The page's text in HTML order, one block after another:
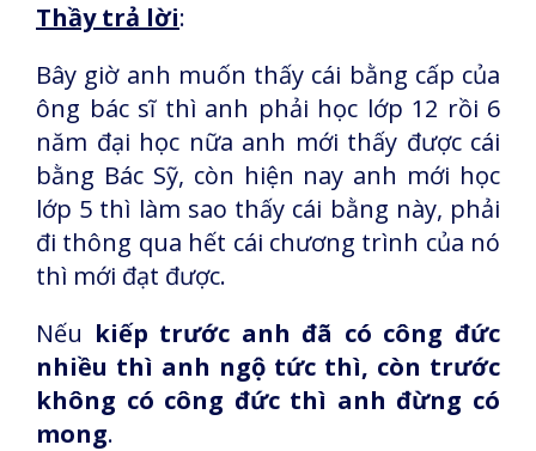
Thầy trả lời:
Bây giờ anh muốn thấy cái bằng cấp của
ông bác sĩ thì anh phải học lớp 12 rồi 6
năm đại học nữa anh mới thấy được cái
bằng Bác Sỹ, còn hiện nay anh mới học
lớp 5 thì làm sao thấy cái bằng này, phải
đi thông qua hết cái chương trình của nó
thì mới đạt được.
Nếu kiếp trước anh đã có công đức
nhiều thì anh ngộ tức thì, còn trước
không có công đức thì anh đừng có
mong.